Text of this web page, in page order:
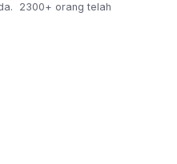
2300+ orang telah